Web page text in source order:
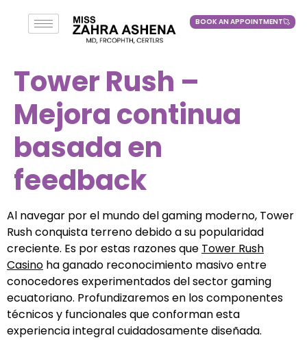
BOOK AN APPOINTMENT
BOOK AN APPOINTMENT
Tower Rush –
Mejora continua
basada en
feedback
Al navegar por el mundo del gaming moderno, Tower
Rush conquista terreno debido a su popularidad
creciente. Es por estas razones que Tower Rush
Casino ha ganado reconocimiento masivo entre
conocedores experimentados del sector gaming
ecuatoriano. Profundizaremos en los componentes
técnicos y funcionales que conforman esta
experiencia integral cuidadosamente diseñada.